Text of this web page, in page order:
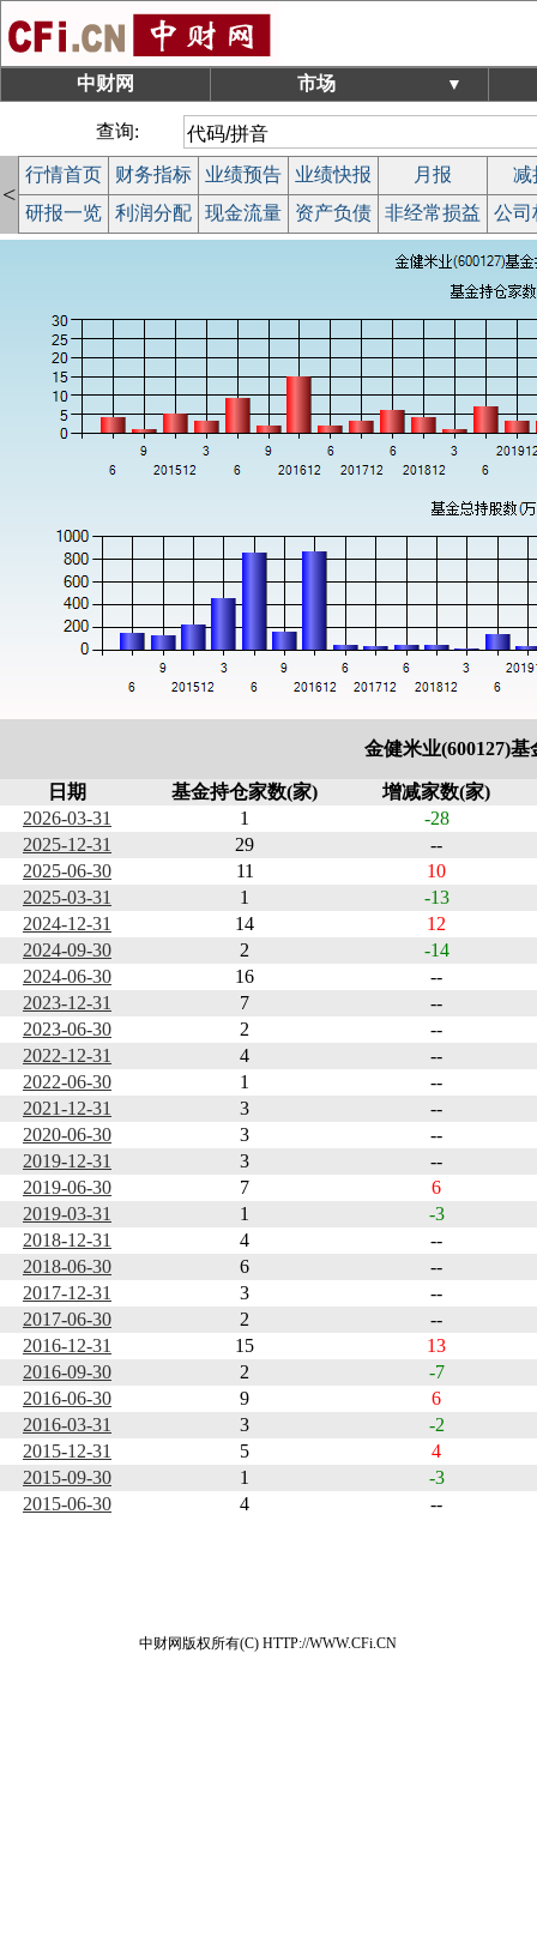
中财网 市场 ▼
查询:
<
行情首页 财务指标 业绩预告 业绩快报 月报
减
研报一览
利润分配 现金流量 资产负债 非经常损益 公司
金健米业(600127)
日期 基金持仓家数(家)
增减家数(家)
2026-03-31
1
-28
2025-12-31
29
--
2025-06-30
11
10
2025-03-31
1
-13
2024-12-31
14
12
2024-09-30
2
-14
2024-06-30
16
--
2023-12-31
7
--
2023-06-30
2
--
2022-12-31
4
--
2022-06-30
1
--
2021-12-31
3
--
2020-06-30
3
--
2019-12-31
3
--
2019-06-30
7
6
2019-03-31
1
-3
2018-12-31
4
--
2018-06-30
6
--
2017-12-31
3
--
2017-06-30
2
--
2016-12-31
15
13
2016-09-30
2
-7
2016-06-30
9
6
2016-03-31
3
-2
2015-12-31
5
4
2015-09-30
1
-3
2015-06-30
4 --
中财网版权所有(C) HTTP://WWW.CFi.CN